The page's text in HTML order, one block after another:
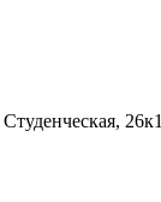
26к1